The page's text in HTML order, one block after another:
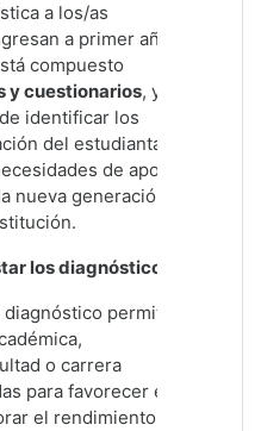
a los/as
a primer año.
compuesto
y cuestionarios, y
identificar los
del estudiantado
de apoyo
nueva generación
los diagnósticos?
permitirán
o carrera
para favorecer el
el rendimiento